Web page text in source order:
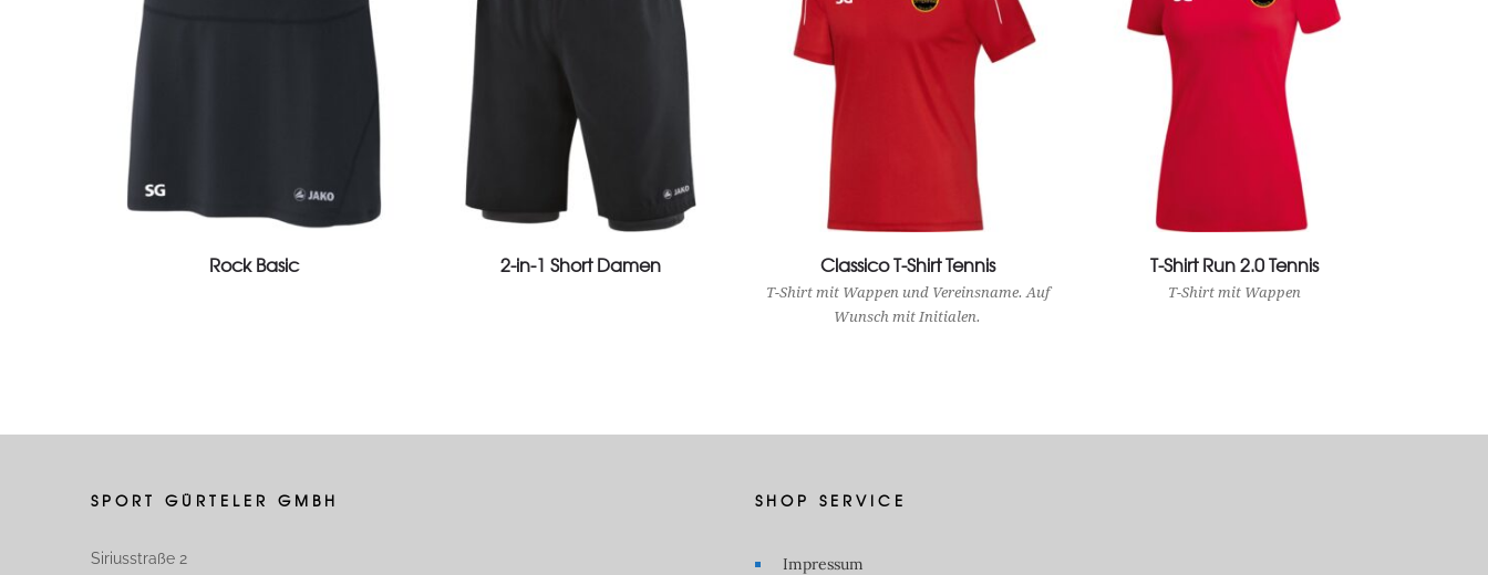
View Product
Rock Basic View Product
2-in-1 Short Damen View Product
Classico T-Shirt Tennis
T-Shirt mit Wappen und Vereinsname. Auf
Wunsch mit Initialen.
View Product
T-Shirt Run 2.0 Tennis
T-Shirt mit Wappen
SPORT GÜRTELER GMBH
Siriusstraße 2
SHOP SERVICE
Impressum